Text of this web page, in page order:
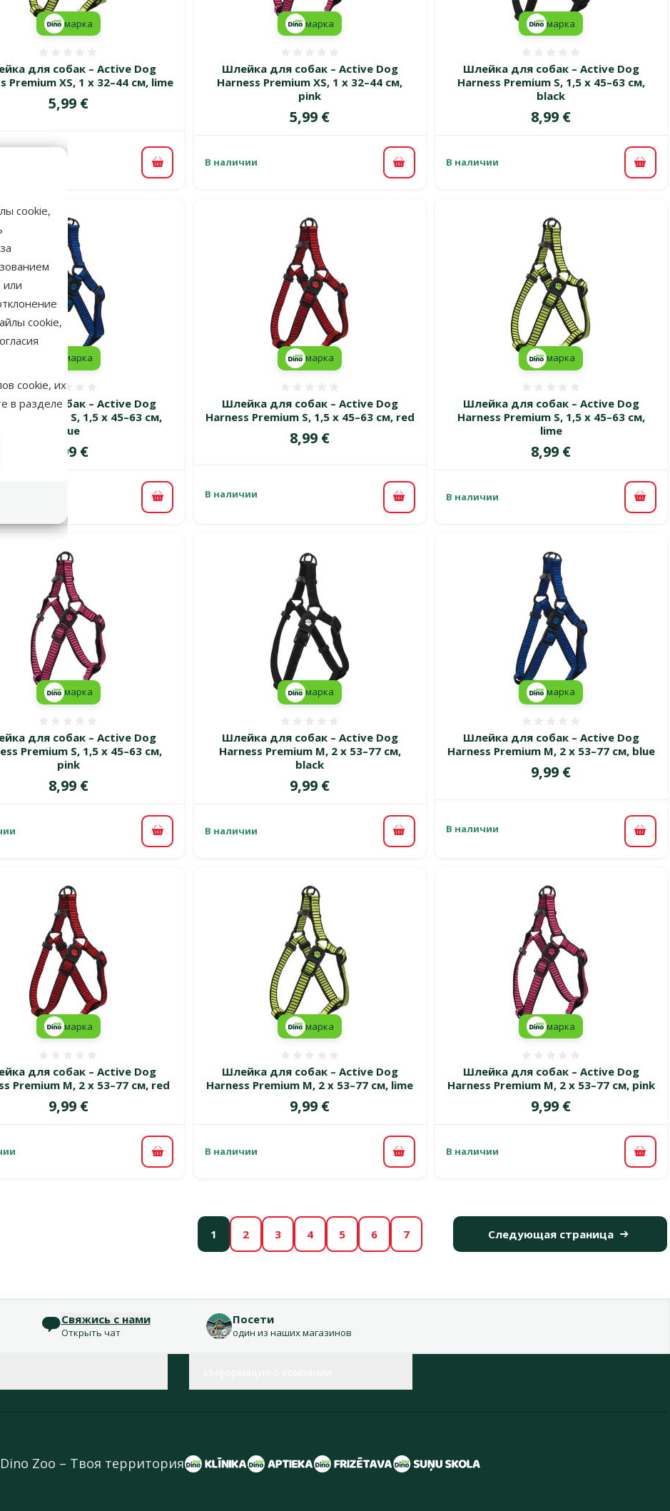
cookie,
или
cookie,
cookie, их
в разделе
для собак – Active Dog
Premium XS, 1 x 32–44 см, lime
Цена
5,99 €
марка
В корзину
Шлейка для собак – Active Dog
Harness Premium XS, 1 x 32–44 см,
pink
Цена
5,99 €
марка
В наличии В корзину
Шлейка для собак – Active Dog
Harness Premium S, 1,5 x 45–63 см,
black
Цена
8,99 €
марка
В наличии В
для собак – Active Dog
Premium S, 1,5 x 45–63 см,
blue
Цена
8,99 €
марка
В корзину
Шлейка для собак – Active Dog
Harness Premium S, 1,5 x 45–63 см, red
Цена
8,99 €
марка
В наличии
В корзину
Шлейка для собак – Active Dog
Harness Premium S, 1,5 x 45–63 см,
lime
Цена
8,99 €
марка
В наличии В
для собак – Active Dog
Premium S, 1,5 x 45–63 см,
pink
Цена
8,99 €
марка
В корзину
Шлейка для собак – Active Dog
Harness Premium M, 2 x 53–77 см,
black
Цена
9,99 €
марка
В наличии В корзину
Шлейка для собак – Active Dog
Harness Premium M, 2 x 53–77 см, blue
Цена
9,99 €
марка
В наличии
В
для собак – Active Dog
Premium M, 2 x 53–77 см, red
Цена
9,99 €
марка
В корзину
Шлейка для собак – Active Dog
Harness Premium M, 2 x 53–77 см, lime
Цена
9,99 €
марка
В наличии В корзину
Шлейка для собак – Active Dog
Harness Premium M, 2 x 53–77 см, pink
Цена
9,99 €
марка
В наличии В
1 2 3 4 5 6 7 Следующая страница
Свяжись с нами
Открыть чат
Посети
один из наших магазинов
Dino Zoo – Твоя территория